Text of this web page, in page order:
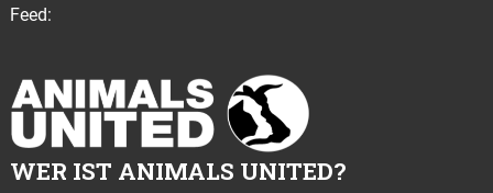
Feed:
WER IST ANIMALS UNITED?